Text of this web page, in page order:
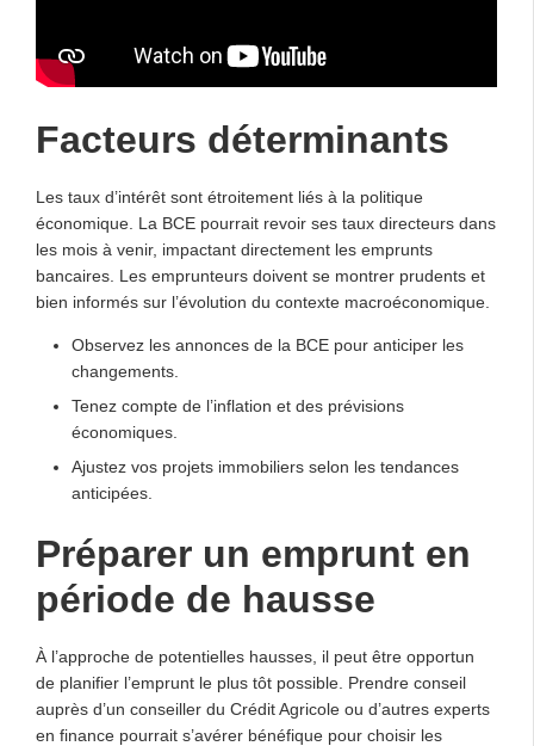
Facteurs déterminants
Les taux d’intérêt sont étroitement liés à la politique
économique. La BCE pourrait revoir ses taux directeurs dans
les mois à venir, impactant directement les emprunts
bancaires. Les emprunteurs doivent se montrer prudents et
bien informés sur l’évolution du contexte macroéconomique.
Observez les annonces de la BCE pour anticiper les
changements.
Tenez compte de l’inflation et des prévisions
économiques.
Ajustez vos projets immobiliers selon les tendances
anticipées.
Préparer un emprunt en
période de hausse
À l’approche de potentielles hausses, il peut être opportun
de planifier l’emprunt le plus tôt possible. Prendre conseil
auprès d’un conseiller du Crédit Agricole ou d’autres experts
en finance pourrait s’avérer bénéfique pour choisir les